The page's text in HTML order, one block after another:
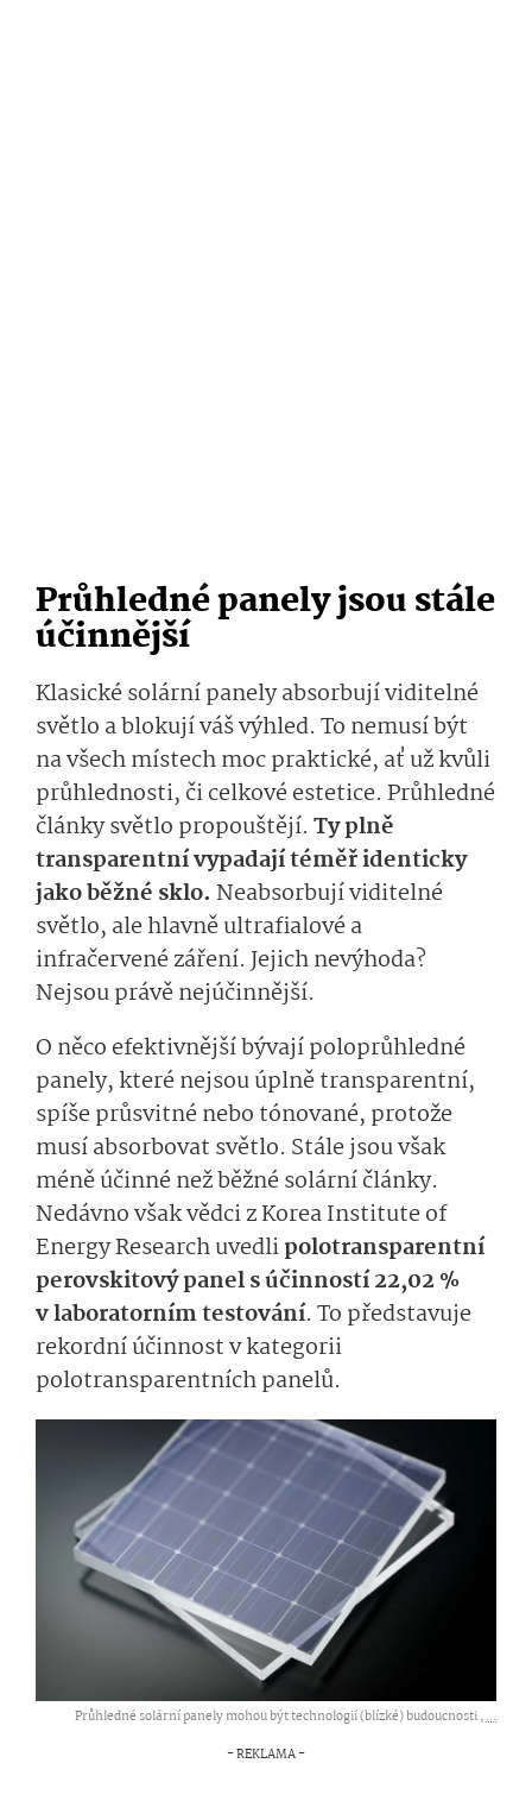
Průhledné panely jsou stále
účinnější
Klasické solární panely absorbují viditelné
světlo a blokují váš výhled. To nemusí být
na všech místech moc praktické, ať už kvůli
průhlednosti, či celkové estetice. Průhledné
články světlo propouštějí. Ty plně
transparentní vypadají téměř identicky
jako běžné sklo. Neabsorbují viditelné
světlo, ale hlavně ultrafialové a
infračervené záření. Jejich nevýhoda?
Nejsou právě nejúčinnější.
O něco efektivnější bývají poloprůhledné
panely, které nejsou úplně transparentní,
spíše průsvitné nebo tónované, protože
musí absorbovat světlo. Stále jsou však
méně účinné než běžné solární články.
Nedávno však vědci z Korea Institute of
Energy Research uvedlipolotransparentní
perovskitový panel s účinností 22,02 %
v laboratorním testování. To představuje
rekordní účinnost v kategorii
polotransparentních panelů.
Průhledné solární panely mohou být technologií (blízké) budoucnosti ,...